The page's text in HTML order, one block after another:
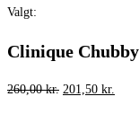
Valgt:
Clinique
260,00kr. Den
201,50 kr.